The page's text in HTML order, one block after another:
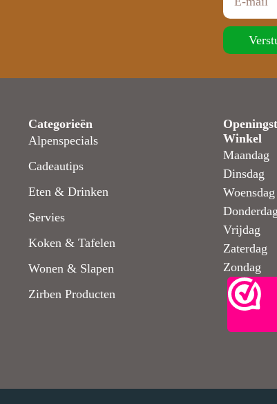
Categorieën
Alpenspecials
Cadeautips
Eten & Drinken
Servies
Koken & Tafelen
Wonen & Slapen
Zirben Producten
Winkel
Maandag
Dinsdag
Woensdag
Donderdag
Vrijdag
Zaterdag
Zondag